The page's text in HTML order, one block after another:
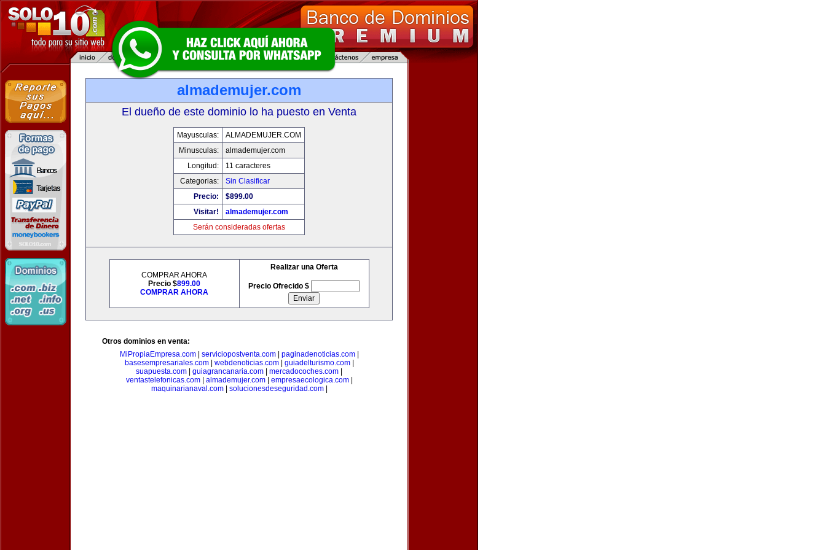
almademujer.com
El dueño de este dominio lo ha puesto en Venta
Mayusculas:
ALMADEMUJER.COM
Minusculas:
almademujer.com
Longitud:
11 caracteres
Categorias:
Sin Clasificar
Precio:
$899.00
Visitar!
almademujer.com
Serán consideradas ofertas
COMPRAR AHORA
Precio $899.00
COMPRAR AHORA
Realizar una Oferta
Precio Ofrecido $
Otros dominios en venta:
MiPropiaEmpresa.com| serviciopostventa.com| paginadenoticias.com|
basesempresariales.com| webdenoticias.com| guiadelturismo.com|
suapuesta.com
guiagrancanaria.com mercadocoches.com
ventastelefonicas.com| almademujer.com| empresaecologica.com|
maquinarianaval.com| solucionesdeseguridad.com|